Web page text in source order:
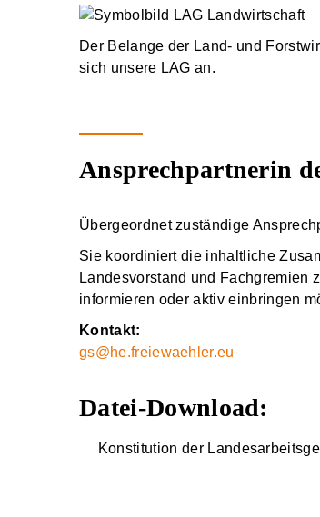
Der Belange der Land- und
sich unsere LAG an.
Ansprechpartnerin
Übergeordnet zuständige
Sie koordiniert die inhaltliche
Landesvorstand und Fachgremien
informieren oder aktiv einbringen
Kontakt:
gs@he.freiewaehler.eu
Datei-Download:
Konstitution der